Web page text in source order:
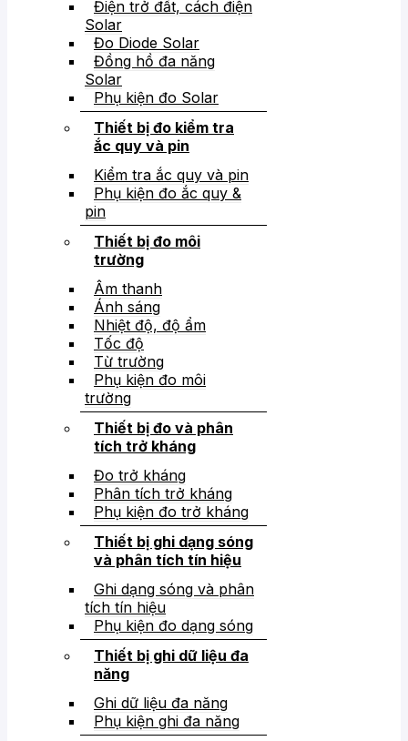
Điện trở đất, cách điện
Solar
Đo Diode Solar
Đồng hồ đa năng
Solar
Phụ kiện đo Solar
Thiết bị đo kiểm tra
ắc quy và pin
Kiểm tra ắc quy và pin
Phụ kiện đo ắc quy &
pin
Thiết bị đo môi
trường
Âm thanh
Ánh sáng
Nhiệt độ, độ ẩm
Tốc độ
Từ trường
Phụ kiện đo môi
trường
Thiết bị đo và phân
tích trở kháng
Đo trở kháng
Phân tích trở kháng
Phụ kiện đo trở kháng
Thiết bị ghi dạng sóng
và phân tích tín hiệu
Ghi dạng sóng và phân
tích tín hiệu
Phụ kiện đo dạng sóng
Thiết bị ghi dữ liệu đa
năng
Ghi dữ liệu đa năng
Phụ kiện ghi đa năng